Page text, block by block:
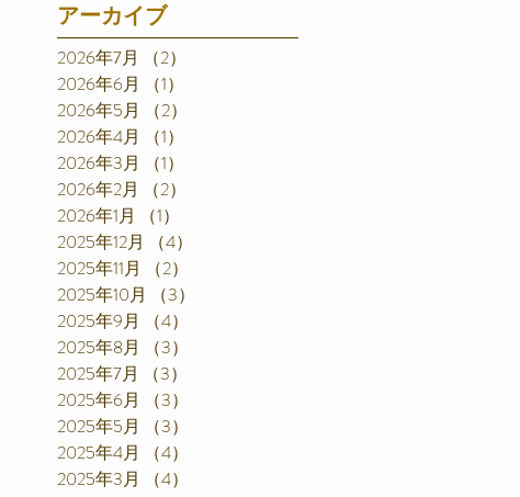
アーカイブ
2026年7月 （2）
2026年6月
（1）
2026年5月
（2）
2026年4月
（1）
2026年3月
（1）
2026年2月
（2）
2026年1月
（1）
2025年12月
（4）
2025年11月
（2）
2025年10月
（3）
2025年9月
（4）
2025年8月
（3）
2025年7月
（3）
2025年6月
（3）
2025年5月
（3）
2025年4月
（4）
2025年3月
（4）